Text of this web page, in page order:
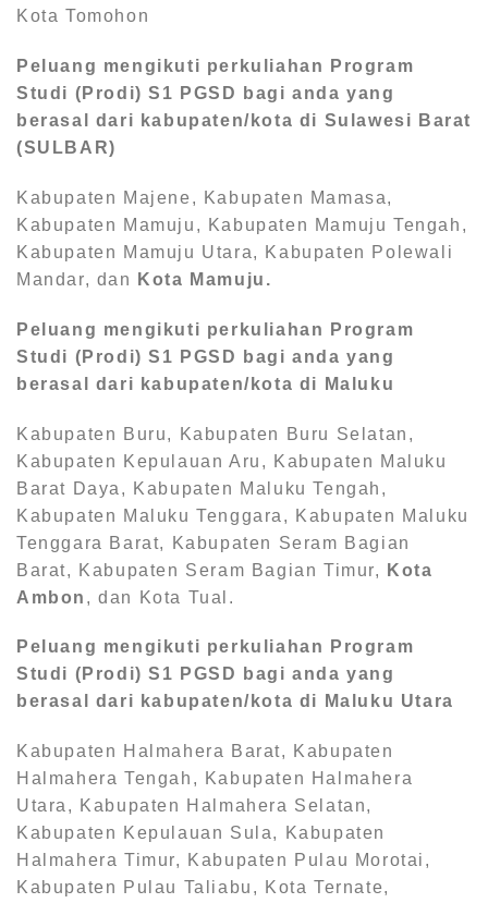
Kota Tomohon
Peluang mengikuti perkuliahan Program
Studi (Prodi) S1 PGSD bagi anda yang
berasal dari kabupaten/kota di Sulawesi Barat
(SULBAR)
Kabupaten Majene, Kabupaten Mamasa,
Kabupaten Mamuju, Kabupaten Mamuju Tengah,
Kabupaten Mamuju Utara, Kabupaten Polewali
Mandar, dan
Kota Mamuju.
Peluang mengikuti perkuliahan Program
Studi (Prodi) S1 PGSD bagi anda yang
berasal dari kabupaten/kota di Maluku
Kabupaten Buru, Kabupaten Buru Selatan,
Kabupaten Kepulauan Aru, Kabupaten Maluku
Barat Daya, Kabupaten Maluku Tengah,
Kabupaten Maluku Tenggara, Kabupaten Maluku
Tenggara Barat, Kabupaten Seram Bagian
Barat, Kabupaten Seram Bagian Timur,
Kota
Ambon , dan Kota Tual.
Peluang mengikuti perkuliahan Program
Studi (Prodi) S1 PGSD bagi anda yang
berasal dari kabupaten/kota di Maluku Utara
Kabupaten Halmahera Barat, Kabupaten
Halmahera Tengah, Kabupaten Halmahera
Utara, Kabupaten Halmahera Selatan,
Kabupaten Kepulauan Sula, Kabupaten
Halmahera Timur, Kabupaten Pulau Morotai,
Kabupaten Pulau Taliabu, Kota Ternate,